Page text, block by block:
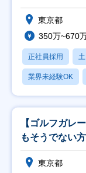
東京都
350万~670
正社員採用
業界未経験OK
【ゴルフガレ
もそうでない
東京都